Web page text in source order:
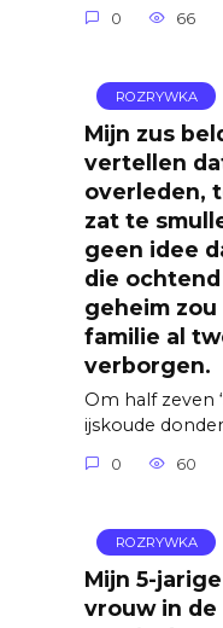
0 66
ROZRYWKA
Mijn zus
vertellen
overleden,
zat te
geen idee
die
geheim
familie al
verborgen.
Om half zeven
ijskoude
0 60
ROZRYWKA
Mijn 5-
vrouw in de